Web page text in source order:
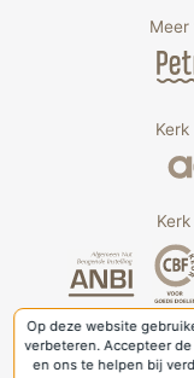
Op deze website
verbeteren. Accepteer
en ons te helpen bij
Meer